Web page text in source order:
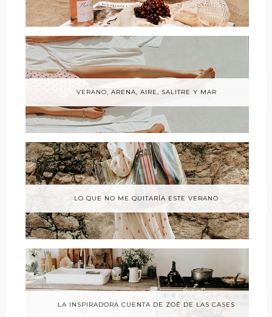
VERANO, ARENA, AIRE, SALITRE Y MAR
LO QUE NO ME QUITARÍA ESTE VERANO
LA INSPIRADORA CUENTA DE ZOÉ DE LAS CASES